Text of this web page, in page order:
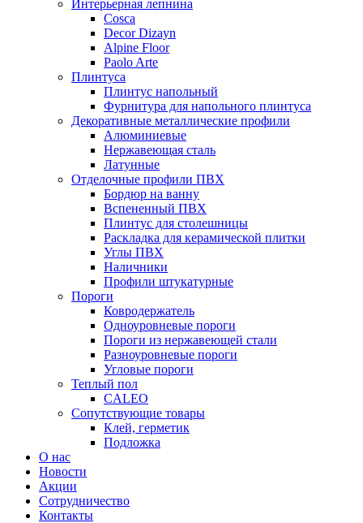
Интерьерная лепнина
Cosca
Decor Dizayn
Alpine Floor
Paolo Arte
Плинтуса
Плинтус напольный
Фурнитура для напольного плинтуса
Декоративные металлические профили
Алюминиевые
Нержавеющая сталь
Латунные
Отделочные профили ПВХ
Бордюр на ванну
Вспененный ПВХ
Плинтус для столешницы
Раскладка для керамической плитки
Углы ПВХ
Наличники
Профили штукатурные
Пороги
Ковродержатель
Одноуровневые пороги
Пороги из нержавеющей стали
Разноуровневые пороги
Угловые пороги
Теплый пол
CALEO
Сопутствующие товары
Клей, герметик
Подложка
О нас
Новости
Акции
Сотрудничество
Контакты